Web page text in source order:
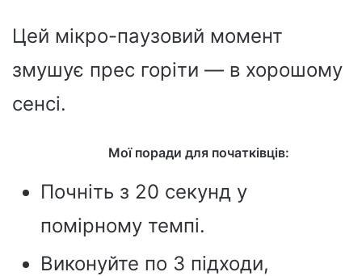
Цей мікро-паузовий момент
змушує прес горіти — в хорошому
сенсі.
Мої поради для початківців:
Почніть з 20 секунд у
помірному темпі.
Виконуйте по 3 підходи,